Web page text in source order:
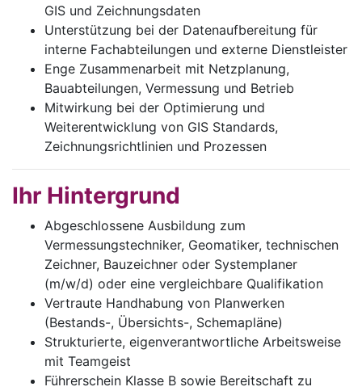
GIS und Zeichnungsdaten
Unterstützung bei der Datenaufbereitung für
interne Fachabteilungen und externe Dienstleister
Enge Zusammenarbeit mit Netzplanung,
Bauabteilungen, Vermessung und Betrieb
Mitwirkung bei der Optimierung und
Weiterentwicklung von GIS Standards,
Zeichnungsrichtlinien und Prozessen
Ihr Hintergrund
Abgeschlossene Ausbildung zum
Vermessungstechniker, Geomatiker, technischen
Zeichner, Bauzeichner oder Systemplaner
(m/w/d) oder eine vergleichbare Qualifikation
Vertraute Handhabung von Planwerken
(Bestands-, Übersichts-, Schemapläne)
Strukturierte, eigenverantwortliche Arbeitsweise
mit Teamgeist
Führerschein Klasse B sowie Bereitschaft zu